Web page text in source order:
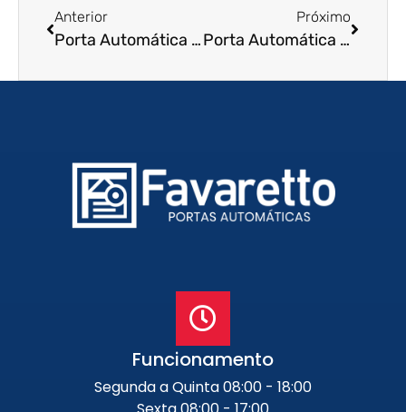
Anterior
Porta Automática de Enrolar em Tres Coracoes – MG
Próximo
Porta Automática de Enrolar em Pedreira – SP
Funcionamento
Segunda a Quinta 08:00 - 18:00